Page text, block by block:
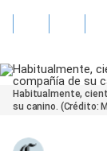
Sports
Habitualmente,
su canino. (Crédito: